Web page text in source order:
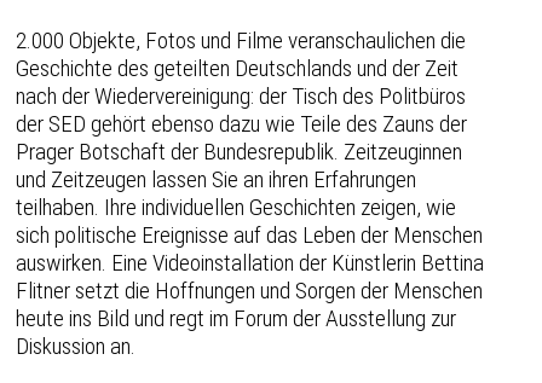
2.000 Objekte, Fotos und Filme veranschaulichen die
Geschichte des geteilten Deutschlands und der Zeit
nach der Wiedervereinigung: der Tisch des Politbüros
der SED gehört ebenso dazu wie Teile des Zauns der
Prager Botschaft der Bundesrepublik. Zeitzeuginnen
und Zeitzeugen lassen Sie an ihren Erfahrungen
teilhaben. Ihre individuellen Geschichten zeigen, wie
sich politische Ereignisse auf das Leben der Menschen
auswirken. Eine Videoinstallation der Künstlerin Bettina
Flitner setzt die Hoffnungen und Sorgen der Menschen
heute ins Bild und regt im Forum der Ausstellung zur
Diskussion an.